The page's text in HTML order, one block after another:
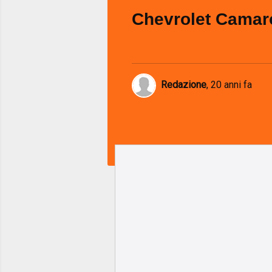
Chevrolet
Redazione, 20 anni fa